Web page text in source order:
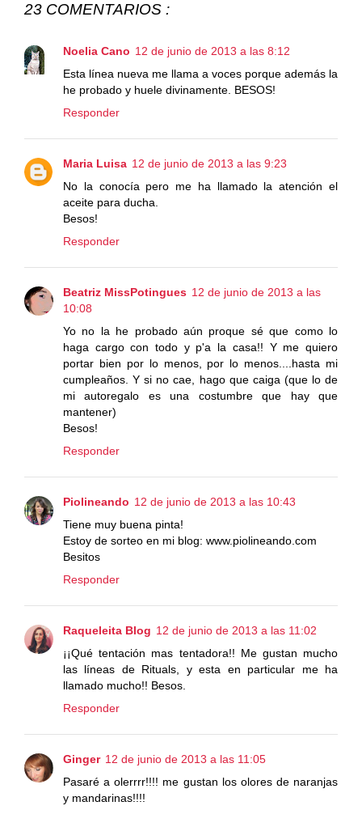
23 COMENTARIOS :
Noelia Cano 12 de junio de 2013 a las 8:12
Esta línea nueva me llama a voces porque además la
he probado y huele divinamente. BESOS!
Responder
Maria Luisa 12 de junio de 2013 a las 9:23
No la conocía pero me ha llamado la atención el
aceite para ducha.
Besos!
Responder
Beatriz MissPotingues 12 de junio de 2013 a las
10:08
Yo no la he probado aún proque sé que como lo
haga cargo con todo y p'a la casa!! Y me quiero
portar bien por lo menos, por lo menos....hasta mi
cumpleaños. Y si no cae, hago que caiga (que lo de
mi autoregalo es una costumbre que hay que
mantener)
Besos!
Responder
Piolineando 12 de junio de 2013 a las 10:43
Tiene muy buena pinta!
Estoy de sorteo en mi blog: www.piolineando.com
Besitos
Responder
Raqueleita Blog 12 de junio de 2013 a las 11:02
¡¡Qué tentación mas tentadora!! Me gustan mucho
las líneas de Rituals, y esta en particular me ha
llamado mucho!! Besos.
Responder
Ginger 12 de junio de 2013 a las 11:05
Pasaré a olerrrr!!!! me gustan los olores de naranjas
y mandarinas!!!!